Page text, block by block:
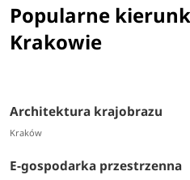
Popularne
Krakowie
Architektura krajobrazu
Kraków
E-gospodarka przestrzenna